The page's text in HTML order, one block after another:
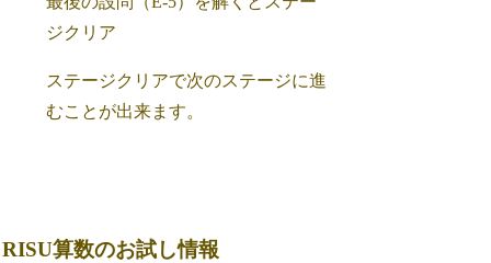
ジクリア
ステージクリアで次のステージに進
むことが出来ます。
RISU算数のお試し情報